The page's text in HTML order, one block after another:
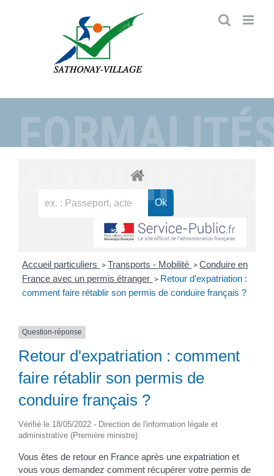
Accueil particuliers > Transports - Mobilité > Conduire en
France avec un permis étranger > Retour d'expatriation :
comment faire rétablir son permis de conduire français ?
Question-réponse
Retour d'expatriation : comment
faire rétablir son permis de
conduire français ?
Vérifié le 18/05/2022 - Direction de l'information légale et
administrative (Première ministre)
Vous êtes de retour en France après une expatriation et
vous vous demandez comment récupérer votre permis de